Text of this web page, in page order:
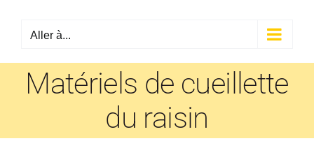
Aller à...
Matériels de cueillette
du raisin